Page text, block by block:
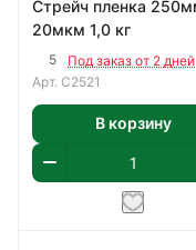
Стрейч пленка 250мм
20мкм 1,0 кг
5
Под заказ от 2 дней
Арт. C2521
В корзину